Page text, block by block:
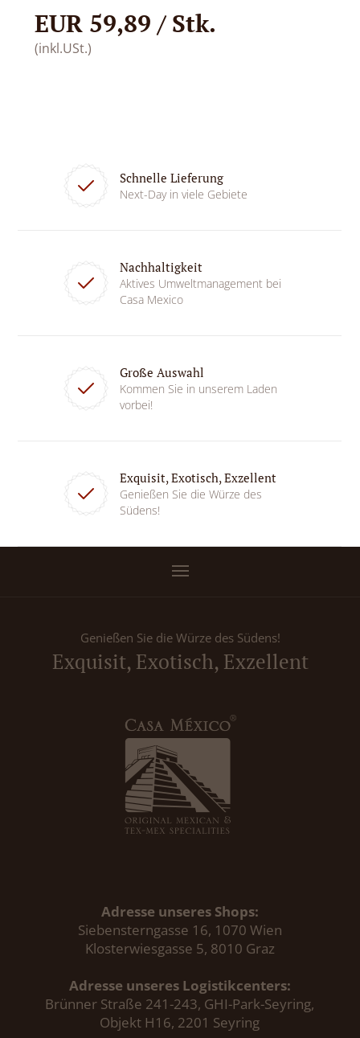
EUR 59,89 / Stk.
(inkl.USt.)
Schnelle Lieferung
Next-Day in viele Gebiete
Nachhaltigkeit
Aktives Umweltmanagement bei
Casa Mexico
Große Auswahl
Kommen Sie in unserem Laden
vorbei!
Exquisit, Exotisch, Exzellent
Genießen Sie die Würze des
Südens!
Genießen Sie die Würze des Südens!
Exquisit, Exotisch, Exzellent
Adresse unseres Shops:
Siebensterngasse 16, 1070 Wien
Klosterwiesgasse 5, 8010 Graz
Adresse unseres Logistikcenters:
Brünner Straße 241-243, GHI-Park-Seyring,
Objekt H16, 2201 Seyring